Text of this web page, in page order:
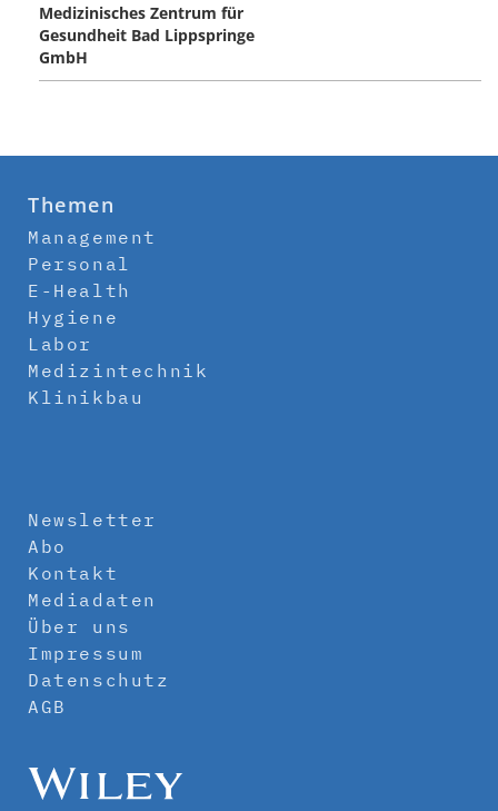
Medizinisches Zentrum für
Gesundheit Bad Lippspringe
GmbH
Themen
Management
Personal
E-Health
Hygiene
Labor
Medizintechnik
Klinikbau
Newsletter
Abo
Kontakt
Mediadaten
Über uns
Impressum
Datenschutz
AGB